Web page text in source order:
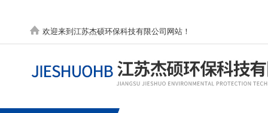
欢迎来到江苏杰硕环保科技有限公司网站！